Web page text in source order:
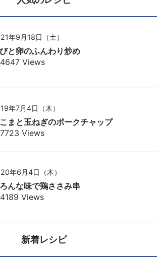
年9月18日（土）
と卵のふんわり炒め
Views
年7月4日（木）
まと玉ねぎのポークチャップ
Views
年6月4日（木）
んな味で鶏ささみ串
Views
新着レシピ